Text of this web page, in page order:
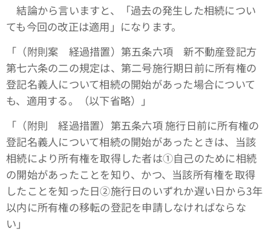
結論から言いますと、「過去の発生した相続につい
ても今回の改正は適用」になります。
「（附則案 経過措置）第五条六項 新不動産登記方
第七六条の二の規定は、第二号施行期日前に所有権の
登記名義人について相続の開始があった場合について
も、適用する。（以下省略）」
「（附則 経過措置）第五条六項 施行日前に所有権の
登記名義人について相続の開始があったときは、当該
相続により所有権を取得した者は①自己のために相続
の開始があったことを知り、かつ、当該所有権を取得
したことを知った日②施行日のいずれか遅い日から3年
以内に所有権の移転の登記を申請しなければならな
い」